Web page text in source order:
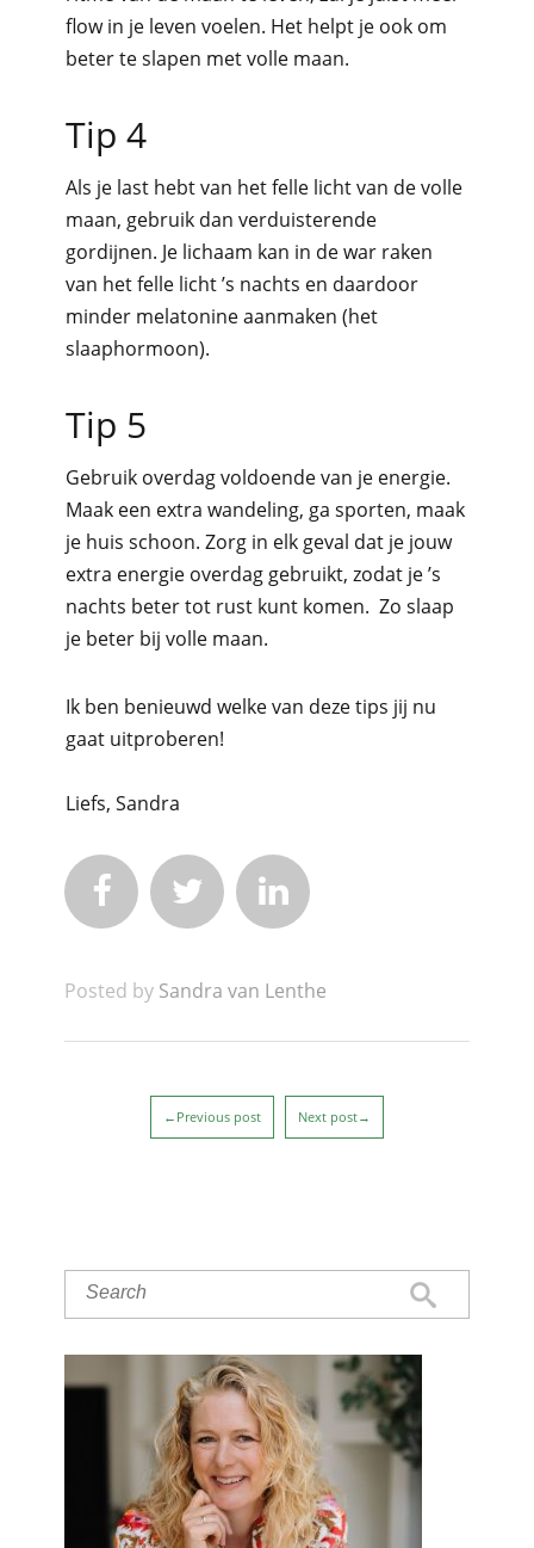
flow in je leven voelen. Het helpt je ook om
beter te slapen met volle maan.
Tip 4
Als je last hebt van het felle licht van de volle
maan, gebruik dan verduisterende
gordijnen. Je lichaam kan in de war raken
van het felle licht ’s nachts en daardoor
minder melatonine aanmaken (het
slaaphormoon).
Tip 5
Gebruik overdag voldoende van je energie.
Maak een extra wandeling, ga sporten, maak
je huis schoon. Zorg in elk geval dat je jouw
extra energie overdag gebruikt, zodat je ’s
nachts beter tot rust kunt komen. Zo slaap
je beter bij volle maan.
Ik ben benieuwd welke van deze tips jij nu
gaat uitproberen!
Liefs, Sandra
  
Posted by Sandra van Lenthe
←Previous post Next post→